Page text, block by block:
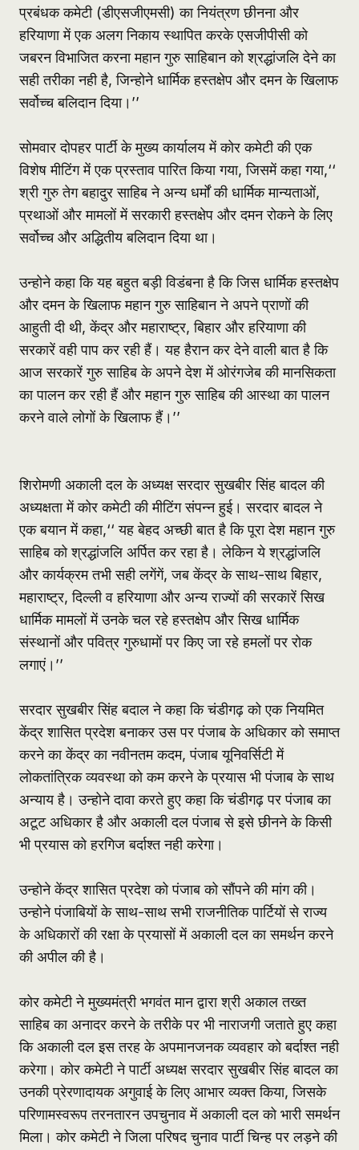
प्रबंधक कमेटी (डीएसजीएमसी) का नियंत्रण छीनना और
हरियाणा में एक अलग निकाय स्थापित करके एसजीपीसी को
जबरन विभाजित करना महान गुरु साहिबान को श्रद्धांजलि देने का
सही तरीका नही है, जिन्होने धार्मिक हस्तक्षेप और दमन के खिलाफ
सर्वोच्च बलिदान दिया।’’
सोमवार दोपहर पार्टी के मुख्य कार्यालय में कोर कमेटी की एक
विशेष मीटिंग में एक प्रस्ताव पारित किया गया, जिसमें कहा गया,‘‘
श्री गुरु तेग बहादुर साहिब ने अन्य धर्मों की धार्मिक मान्यताओं,
प्रथाओं और मामलों में सरकारी हस्तक्षेप और दमन रोकने के लिए
सर्वोच्च और अद्धितीय बलिदान दिया था।
उन्होने कहा कि यह बहुत बड़ी विडंबना है कि जिस धार्मिक हस्तक्षेप
और दमन के खिलाफ महान गुरु साहिबान ने अपने प्राणों की
आहुती दी थी, केंद्र और महाराष्ट्र, बिहार और हरियाणा की
सरकारें वही पाप कर रही हैं। यह हैरान कर देने वाली बात है कि
आज सरकारें गुरु साहिब के अपने देश में ओरंगजेब की मानसिकता
का पालन कर रही हैं और महान गुरु साहिब की आस्था का पालन
करने वाले लोगों के खिलाफ हैं।’’
शिरोमणी अकाली दल के अध्यक्ष सरदार सुखबीर सिंह बादल की
अध्यक्षता में कोर कमेटी की मीटिंग संपन्न हुई। सरदार बादल ने
एक बयान में कहा,‘‘ यह बेहद अच्छी बात है कि पूरा देश महान गुरु
साहिब को श्रद्धांजलि अर्पित कर रहा है। लेकिन ये श्रद्धांजलि
और कार्यक्रम तभी सही लगेंगें, जब केंद्र के साथ-साथ बिहार,
महाराष्ट्र, दिल्ली व हरियाणा और अन्य राज्यों की सरकारें सिख
धार्मिक मामलों में उनके चल रहे हस्तक्षेप और सिख धार्मिक
संस्थानों और पवित्र गुरुधामों पर किए जा रहे हमलों पर रोक
लगाएं।’’
सरदार सुखबीर सिंह बदाल ने कहा कि चंडीगढ़ को एक नियमित
केंद्र शासित प्रदेश बनाकर उस पर पंजाब के अधिकार को समाप्त
करने का केंद्र का नवीनतम कदम, पंजाब यूनिवर्सिटी में
लोकतांत्रिक व्यवस्था को कम करने के प्रयास भी पंजाब के साथ
अन्याय है। उन्होने दावा करते हुए कहा कि चंडीगढ़ पर पंजाब का
अटूट अधिकार है और अकाली दल पंजाब से इसे छीनने के किसी
भी प्रयास को हरगिज बर्दाश्त नही करेगा।
उन्होने केंद्र शासित प्रदेश को पंजाब को सौंपने की मांग की।
उन्होने पंजाबियों के साथ-साथ सभी राजनीतिक पार्टियों से राज्य
के अधिकारों की रक्षा के प्रयासों में अकाली दल का समर्थन करने
की अपील की है।
कोर कमेटी ने मुख्यमंत्री भगवंत मान द्वारा श्री अकाल तख्त
साहिब का अनादर करने के तरीके पर भी नाराजगी जताते हुए कहा
कि अकाली दल इस तरह के अपमानजनक व्यवहार को बर्दाश्त नही
करेगा। कोर कमेटी ने पार्टी अध्यक्ष सरदार सुखबीर सिंह बादल का
उनकी प्रेरणादायक अगुवाई के लिए आभार व्यक्त किया, जिसके
परिणामस्वरूप तरनतारन उपचुनाव में अकाली दल को भारी समर्थन
मिला। कोर कमेटी ने जिला परिषद चुनाव पार्टी चिन्ह पर लड़ने की